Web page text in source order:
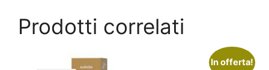
Prodotti correlati
In offerta!